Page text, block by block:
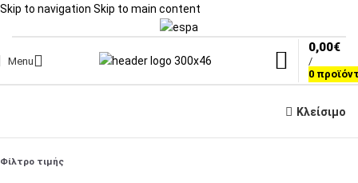
Skip to navigation Skip to main content
Menu
0
/
0,00€
Κλείσιμο
Φίλτρο τιμής